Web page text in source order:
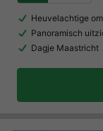
Heuvelachtige
Panoramisch
Dagje Maastricht